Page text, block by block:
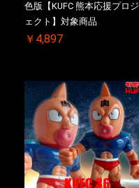
色版【KUFC 熊本応援プロジ
ェクト】対象商品
￥4,897